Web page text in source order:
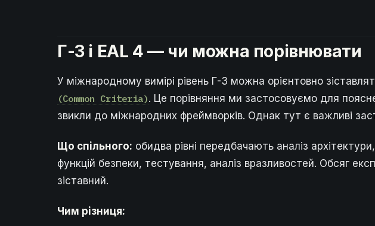
Г-3 і EAL 4 — чи можна порівнювати
У міжнародному вимірі рівень Г-3 можна орієнтовно
(Common Criteria). Це порівняння ми застосовуємо для
звикли до міжнародних фреймворків. Однак тут є важливі
Що спільного: обидва рівні передбачають аналіз
функцій безпеки, тестування, аналіз вразливостей. Обсяг
зіставний.
Чим різниця: